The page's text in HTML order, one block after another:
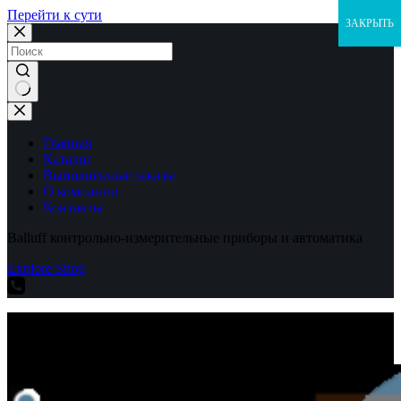
Перейти к сути
Ничего
не
найденоГлавная
Каталог
Выполненные заказы
О компании
Контакты
Balluff контрольно-измерительные приборы и автоматика
Explore Shop
ЗАКРЫТЬ